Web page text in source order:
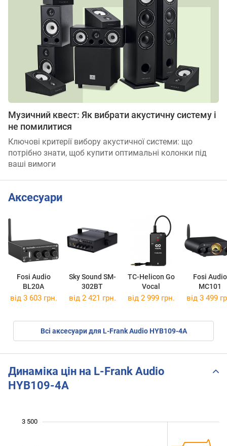
Музичний квест: Як вибрати акустичну систему і
не помилитися
Ключові критерії вибору акустичної системи: що
потрібно знати, щоб купити оптимальні колонки під
ваші вимоги
Аксесуари
Fosi Audio
BL20A
Sky Sound SM-
302BT
TC-Helicon Go
Vocal
Fosi Audio
MC101
від 3 603 грн. від 2 421 грн. від 2 999 грн. від 3 499
Всі аксесуари для L-Frank Audio HYB109-4A
Динаміка цін на L-Frank Audio
HYB109-4A
3 500